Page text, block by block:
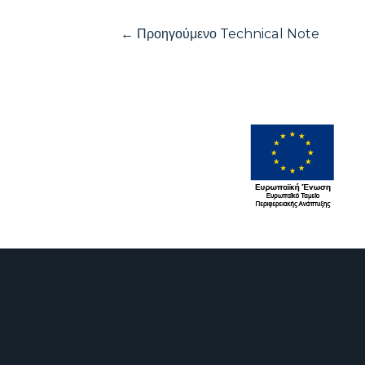
Πλοήγηση
← Προηγούμενο Technical Note